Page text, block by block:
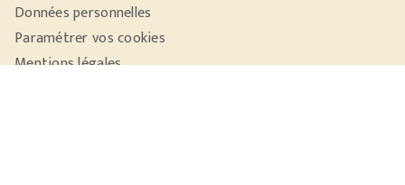
Données personnelles
Paramétrer vos cookies
Mentions légales